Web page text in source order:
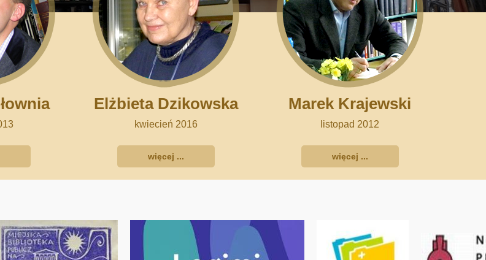
Elżbieta Dzikowska
kwiecień 2016
więcej ...
Marek Krajewski
listopad 2012
więcej ...